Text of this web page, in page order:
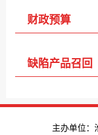
财政预算
缺陷产品召回
主办单位：